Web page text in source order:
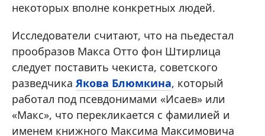
некоторых вполне конкретных людей.
Исследователи считают, что на пьедестал
прообразов Макса Отто фон Штирлица
следует поставить чекиста, советского
разведчика Якова Блюмкина, который
работал под псевдонимами «Исаев» или
«Макс», что перекликается с фамилией и
именем книжного Максима Максимовича